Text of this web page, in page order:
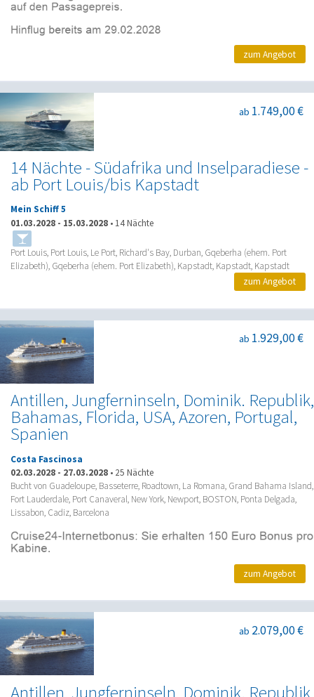
zum Angebot
14 Nächte - Südafrika und Inselparadiese -
ab Port Louis/bis Kapstadt
ab 1.749,00 €
Mein Schiff 5
01.03.2028 - 15.03.2028 • 14 Nächte
Port Louis, Port Louis, Le Port, Richard's Bay, Durban, Gqeberha (ehem. Port
Elizabeth), Gqeberha (ehem. Port Elizabeth), Kapstadt, Kapstadt, Kapstadt
zum Angebot
Antillen, Jungferninseln, Dominik. Republik,
Bahamas, Florida, USA, Azoren, Portugal,
Spanien
ab 1.929,00 €
Costa Fascinosa
02.03.2028 - 27.03.2028 • 25 Nächte
Bucht von Guadeloupe, Basseterre, Roadtown, La Romana, Grand Bahama Island,
Fort Lauderdale, Port Canaveral, New York, Newport, BOSTON, Ponta Delgada,
Lissabon, Cadiz, Barcelona
zum Angebot
Antillen, Jungferninseln, Dominik. Republik,
ab 2.079,00 €